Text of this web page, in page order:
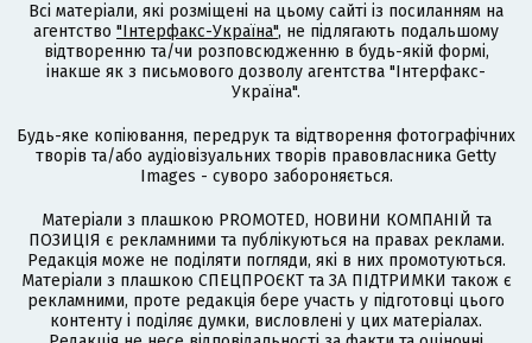
Всі матеріали, які розміщені на цьому сайті із посиланням на
агентство "Інтерфакс-Україна", не підлягають подальшому
відтворенню та/чи розповсюдженню в будь-якій формі,
інакше як з письмового дозволу агентства "Інтерфакс-
Україна".
Будь-яке копіювання, передрук та відтворення фотографічних
творів та/або аудіовізуальних творів правовласника Getty
Images - суворо забороняється.
Матеріали з плашкою PROMOTED, НОВИНИ КОМПАНІЙ та
ПОЗИЦІЯ є рекламними та публікуються на правах реклами.
Редакція може не поділяти погляди, які в них промотуються.
Матеріали з плашкою СПЕЦПРОЄКТ та ЗА ПІДТРИМКИ також є
рекламними, проте редакція бере участь у підготовці цього
контенту і поділяє думки, висловлені у цих матеріалах.